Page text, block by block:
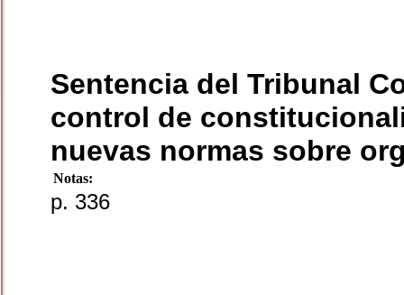
Sentencia del Tribunal
control de
nuevas normas sobre
Notas:
p. 336